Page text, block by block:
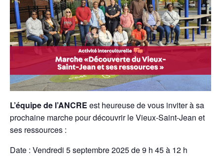
L’équipe de l’ANCRE est heureuse de vous inviter à sa
prochaine marche pour découvrir le Vieux-Saint-Jean et
ses ressources :
Date : Vendredi 5 septembre 2025 de 9 h 45 à 12 h